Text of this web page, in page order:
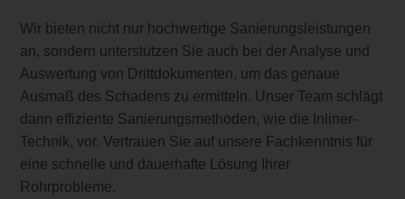
Wir bieten nicht nur hochwertige Sanierungsleistungen
an, sondern unterstützen Sie auch bei der Analyse und
Auswertung von Drittdokumenten, um das genaue
Ausmaß des Schadens zu ermitteln. Unser Team schlägt
dann effiziente Sanierungsmethoden, wie die Inliner-
Technik, vor. Vertrauen Sie auf unsere Fachkenntnis für
eine schnelle und dauerhafte Lösung Ihrer
Rohrprobleme.